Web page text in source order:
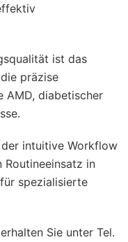
ist das
präzise
AMD, diabetischer
intuitive Workflow
Routineeinsatz in
spezialisierte
Sie unter Tel.